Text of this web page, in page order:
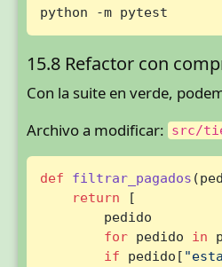
python -m pytest
15.8 Refactor con
Con la suite en verde,
Archivo a modificar: src/
def filtrar_pagados (
return [
        pedido
for pedido in
if pedido[